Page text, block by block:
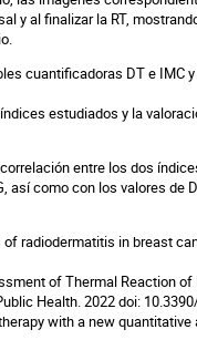
y al finalizar la RT,
cuantificadoras DT e IMC
estudiados y la
entre los dos
así como con los valores de
radiodermatitis in breast
of Thermal Reaction
Health. 2022 doi:
with a new quantitative